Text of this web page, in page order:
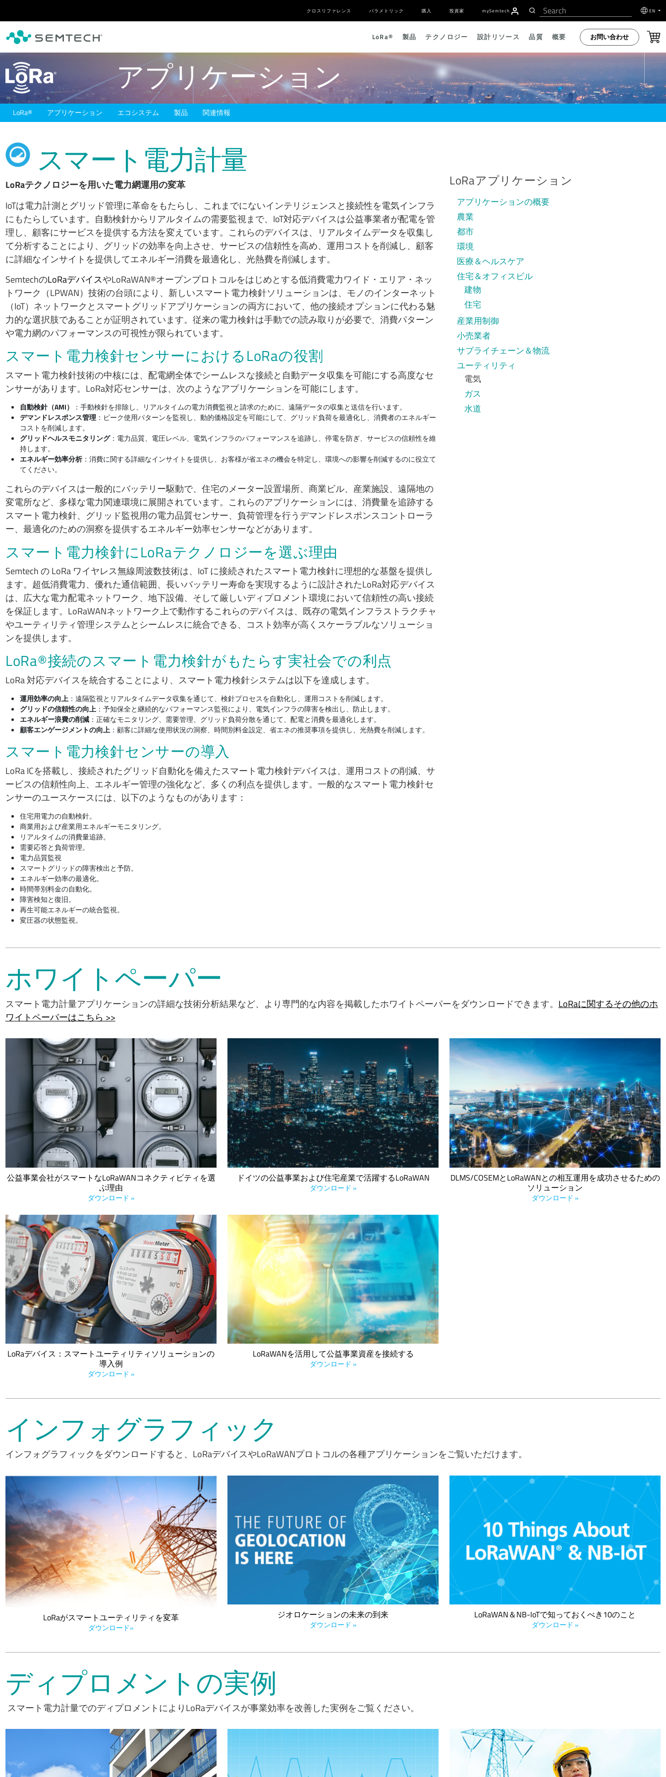
クロスリファレンス パラメトリック 購入 投資家 mySemtech EN
LoRa® 製品 テクノロジー 設計リソース 品質 概要 お問い合わせ
アプリケーション
LoRa® アプリケーション エコシステム 製品 関連情報
スマート電力計量
LoRaテクノロジーを用いた電力網運用の変革
IoTは電力計測とグリッド管理に革命をもたらし、これまでにないインテリジェンスと接続性を電気インフラ
にもたらしています。自動検針からリアルタイムの需要監視まで、IoT対応デバイスは公益事業者が配電を管
理し、顧客にサービスを提供する方法を変えています。これらのデバイスは、リアルタイムデータを収集し
て分析することにより、グリッドの効率を向上させ、サービスの信頼性を高め、運用コストを削減し、顧客
に詳細なインサイトを提供してエネルギー消費を最適化し、光熱費を削減します。
SemtechのLoRaデバイスやLoRaWAN®オープンプロトコルをはじめとする低消費電力ワイド・エリア・ネッ
トワーク（LPWAN）技術の台頭により、新しいスマート電力検針ソリューションは、モノのインターネット
（IoT）ネットワークとスマートグリッドアプリケーションの両方において、他の接続オプションに代わる魅
力的な選択肢であることが証明されています。従来の電力検針は手動での読み取りが必要で、消費パターン
や電力網のパフォーマンスの可視性が限られています。
スマート電力検針センサーにおけるLoRaの役割
スマート電力検針技術の中核には、配電網全体でシームレスな接続と自動データ収集を可能にする高度なセ
ンサーがあります。LoRa対応センサーは、次のようなアプリケーションを可能にします。
自動検針（AMI）
：手動検針を排除し、リアルタイムの電力消費監視と請求のために、遠隔データの収集と送信を行います。
デマンドレスポンス管理：ピーク使用パターンを監視し、動的価格設定を可能にして、グリッド負荷を最適化し、消費者のエネルギー
コストを削減します。
グリッドヘルスモニタリング：電力品質、電圧レベル、電気インフラのパフォーマンスを追跡し、停電を防ぎ、サービスの信頼性を維
持します。
エネルギー効率分析：消費に関する詳細なインサイトを提供し、お客様が省エネの機会を特定し、環境への影響を削減するのに役立て
てください。
これらのデバイスは一般的にバッテリー駆動で、住宅のメーター設置場所、商業ビル、産業施設、遠隔地の
変電所など、多様な電力関連環境に展開されています。これらのアプリケーションには、消費量を追跡する
スマート電力検針、グリッド監視用の電力品質センサー、負荷管理を行うデマンドレスポンスコントローラ
ー、最適化のための洞察を提供するエネルギー効率センサーなどがあります。
スマート電力検針にLoRaテクノロジーを選ぶ理由
Semtech の LoRa ワイヤレス無線周波数技術は、IoT に接続されたスマート電力検針に理想的な基盤を提供し
ます。超低消費電力、優れた通信範囲、長いバッテリー寿命を実現するように設計されたLoRa対応デバイス
は、広大な電力配電ネットワーク、地下設備、そして厳しいディプロメント環境において信頼性の高い接続
を保証します。LoRaWANネットワーク上で動作するこれらのデバイスは、既存の電気インフラストラクチャ
やユーティリティ管理システムとシームレスに統合できる、コスト効率が高くスケーラブルなソリューショ
ンを提供します。
LoRa®接続のスマート電力検針がもたらす実社会での利点
LoRa 対応デバイスを統合することにより、スマート電力検針システムは以下を達成します。
運用効率の向上：遠隔監視とリアルタイムデータ収集を通じて、検針プロセスを自動化し、運用コストを削減します。
グリッドの信頼性の向上：予知保全と継続的なパフォーマンス監視により、電気インフラの障害を検出し、防止します。
エネルギー浪費の削減：正確なモニタリング、需要管理、グリッド負荷分散を通じて、配電と消費を最適化します。
顧客エンゲージメントの向上：顧客に詳細な使用状況の洞察、時間別料金設定、省エネの推奨事項を提供し、光熱費を削減します。
スマート電力検針センサーの導入
LoRa ICを搭載し、接続されたグリッド自動化を備えたスマート電力検針デバイスは、運用コストの削減、サ
ービスの信頼性向上、エネルギー管理の強化など、多くの利点を提供します。一般的なスマート電力検針セ
ンサーのユースケースには、以下のようなものがあります：
住宅用電力の自動検針。
商業用および産業用エネルギーモニタリング。
リアルタイムの消費量追跡。
需要応答と負荷管理。
電力品質監視
スマートグリッドの障害検出と予防。
エネルギー効率の最適化。
時間帯別料金の自動化。
障害検知と復旧。
再生可能エネルギーの統合監視。
変圧器の状態監視。
LoRaアプリケーション
アプリケーションの概要
農業
都市
環境
医療＆ヘルスケア
住宅＆オフィスビル
建物
住宅
産業用制御
小売業者
サプライチェーン＆物流
ユーティリティ
電気
ガス
水道
ホワイトペーパー
スマート電力計量アプリケーションの詳細な技術分析結果など、より専門的な内容を掲載したホワイトペーパーをダウンロードできます。 LoRaに関するその他のホ
ワイトペーパーはこちら >>
各国政府は、エネルギー消費をコントロールし、重要資源の浪
費や非効率的な消費を削減する必要性を認識するようになって
きており、多くの国では公益事業のスマート化が望ましいと認
識されるだけではなく、実際に法制化が進んでいます。
公益事業会社がスマートなLoRaWANコネクティビティを選
ぶ理由
ダウンロード »
Minol ZENNEの協力を得て作成したこのホワイトペーパーで
は、現在のドイツの法規制に準拠したLoRaWANのディプロメン
トについて検討しています。
ドイツの公益事業および住宅産業で活躍するLoRaWAN
ダウンロード »
このホワイトペーパーでは、新しいSCHCインターネット技術
にリンクするために、両技術の最良の要素を活用して、高性能
で標準規格に準拠した相互運用可能な通信プロファイルを構築
するために、過去数ヶ月に渡り行われたエンジニアリング作業
の結果について説明しています。
DLMS/COSEMとLoRaWANとの相互運用を成功させるための
ソリューション
ダウンロード »
センサーとゲートウェイで構成されるLoRaベースのスマートユ
ーティリティインフラストラクチャを実装することで、公益事
業会社と計量会社はリモートでデータを収集し、スタッフをよ
り効率的に活用することができるので、業務を合理化し、コス
トを削減することができます。
LoRaデバイス：スマートユーティリティソリューションの
導入例
ダウンロード »
LoRaWANは、ネットワークやデバイスレベルでの相互運用性に
加え、プライベートおよびパブリックネットワークを経済的に
ディプロメント・活用する柔軟性を備えており、公益事業市場
に素晴らしい価値を提案しています。提供：LoRa Alliance
LoRaWANを活用して公益事業資産を接続する
ダウンロード »
インフォグラフィック
インフォグラフィックをダウンロードすると、LoRaデバイスやLoRaWANプロトコルの各種アプリケーションをご覧いただけます。
公益企業や計測器メーカーは、サービスの向上、効率化、廃棄
物の削減、二酸化炭素排出量の削減のために、スマートなモノ
のインターネット（IoT）技術を導入しています。ガス、電気、
水道の公益事業向けに開発されたIoTアプリケーションの影響を
ご覧ください。
LoRaがスマートユーティリティを変革
ダウンロード»
Semtechでは、モバイルであるかないかに関わらず、すべての
IoTデバイスが低消費電力のジオロケーション機能を備えている
べきであると考えていましたが、LoRa®デバイス、LoRaWAN®
規格、LoRa Edge™資産管理プラットフォームにより、これがよ
うやく実現可能になりました。
ジオロケーションの未来の到来
ダウンロード »
貴社のアプリケーションに最適なワイヤレスネットワークソリ
ューションはどれでしょうか？この便利なインフォグラフィッ
クでは、低消費電力ワイド・エリア・ネットワーク（LPWAN）
ソリューションの仕様を並べて比較することができます。
LoRaWAN＆NB-IoTで知っておくべき10のこと
ダウンロード »
ディプロメントの実例
スマート電力計量でのディプロメントによりLoRaデバイスが事業効率を改善した実例をご覧ください。